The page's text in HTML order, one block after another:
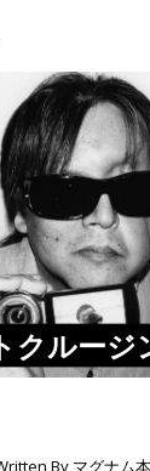
クルージ
By マグナム